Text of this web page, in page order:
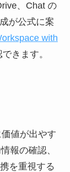
、Chat の
が公式に案
with
きます。
値が出やす
報の確認、
を重視する